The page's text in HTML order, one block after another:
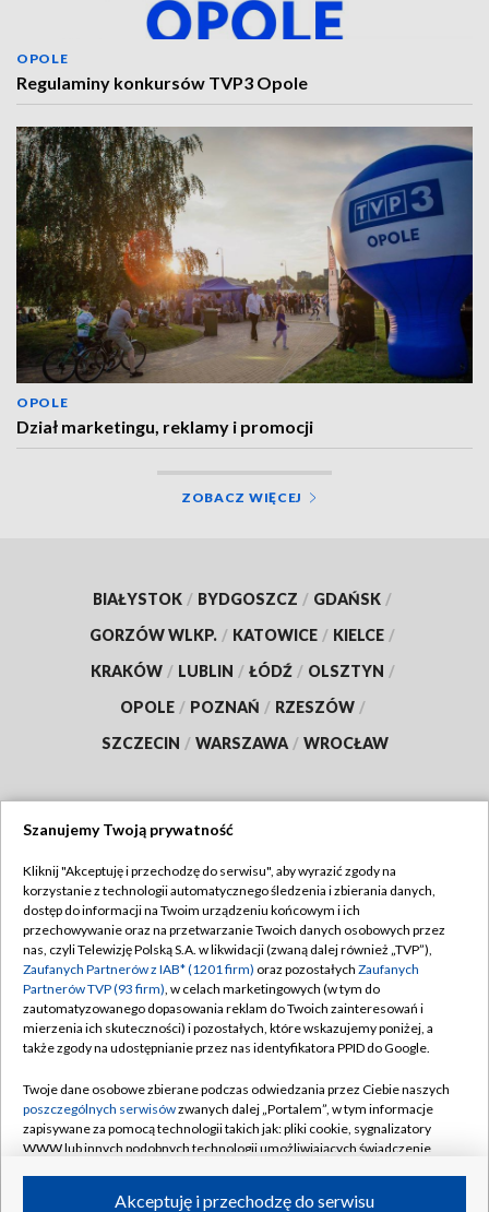
OPOLE
Regulaminy konkursów TVP3 Opole
OPOLE
Dział marketingu, reklamy i promocji
ZOBACZ WIĘCEJ
BIAŁYSTOK / BYDGOSZCZ / GDAŃSK /
GORZÓW WLKP. / KATOWICE / KIELCE /
KRAKÓW / LUBLIN / ŁÓDŹ / OLSZTYN /
OPOLE / POZNAŃ / RZESZÓW /
SZCZECIN / WARSZAWA / WROCŁAW
TVP
Abonament TVP
Emisja w TVP
Centrum informacji TVP
Naziemna Telewizja Cyfrowa
Rada Programowa
System NOS
Informacje o nadawcy
Regulamin TVP
Polityka prywatności
Moje zgody
Pomoc
Kontakt
Kanały
Szanujemy Twoją prywatność
Kliknij "Akceptuję i przechodzę do serwisu", aby wyrazić zgody na
korzystanie z technologii automatycznego śledzenia i zbierania danych,
dostęp do informacji na Twoim urządzeniu końcowym i ich
przechowywanie oraz na przetwarzanie Twoich danych osobowych przez
nas, czyli Telewizję Polską S.A. w likwidacji (zwaną dalej również „TVP”),
Zaufanych Partnerów z IAB* (1201 firm) oraz pozostałych Zaufanych
Partnerów TVP (93 firm), w celach marketingowych (w tym do
zautomatyzowanego dopasowania reklam do Twoich zainteresowań i
mierzenia ich skuteczności) i pozostałych, które wskazujemy poniżej, a
także zgody na udostępnianie przez nas identyfikatora PPID do Google.
Twoje dane osobowe zbierane podczas odwiedzania przez Ciebie naszych
poszczególnych serwisówzwanych dalej „Portalem”, w tym informacje
zapisywane za pomocą technologii takich jak: pliki cookie, sygnalizatory
WWW lub innych podobnych technologii umożliwiających świadczenie
ruchu w Internecie.Akceptuję i przechodzę do serwisu